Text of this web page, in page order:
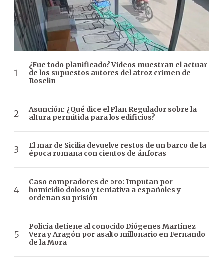
¿Fue todo planificado? Videos muestran el actuar
de los supuestos autores del atroz crimen de
Roselin
Asunción: ¿Qué dice el Plan Regulador sobre la
altura permitida para los edificios?
El mar de Sicilia devuelve restos de un barco de la
época romana con cientos de ánforas
Caso compradores de oro: Imputan por
homicidio doloso y tentativa a españoles y
ordenan su prisión
Policía detiene al conocido Diógenes Martínez
Vera y Aragón por asalto millonario en Fernando
de la Mora